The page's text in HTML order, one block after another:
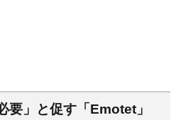
要」と促す「Emotet」